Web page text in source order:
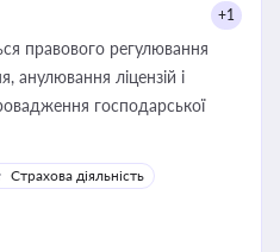
+1
правового регулювання
ліцензій і
господарської
Страхова діяльність